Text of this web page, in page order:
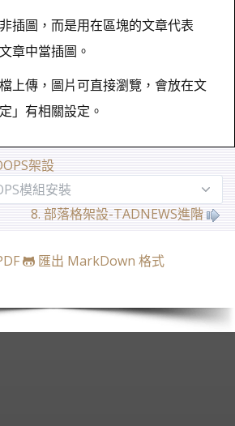
非插圖，而是用在區塊的文章代表
章中當插圖。
檔上傳，圖片可直接瀏覽，會放在文
」有相關設定。
架設
8. 部落格架設-TADNEWS進階
匯出 MarkDown 格式